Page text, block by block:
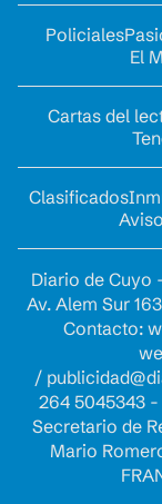
Policiales
El
Cartas del
Clasificados
Diario de Cuyo
Av. Alem Sur
Contacto:
/
264 5045343 -
Secretario de
Mario